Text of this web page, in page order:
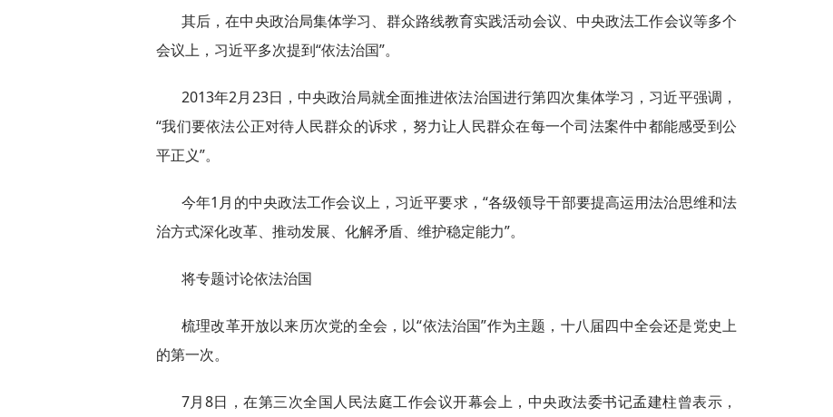
其后，在中央政治局集体学习、群众路线教育实践活动会议、中央政法工作会议等多个
会议上，习近平多次提到“依法治国”。
2013年2月23日，中央政治局就全面推进依法治国进行第四次集体学习，习近平强调，
“我们要依法公正对待人民群众的诉求，努力让人民群众在每一个司法案件中都能感受到公
平正义”。
今年1月的中央政法工作会议上，习近平要求，“各级领导干部要提高运用法治思维和法
治方式深化改革、推动发展、化解矛盾、维护稳定能力”。
将专题讨论依法治国
梳理改革开放以来历次党的全会，以“依法治国”作为主题，十八届四中全会还是党史上
的第一次。
7月8日，在第三次全国人民法庭工作会议开幕会上，中央政法委书记孟建柱曾表示，